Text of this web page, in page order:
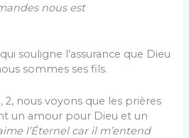
nous est
souligne l’assurance que Dieu
sommes ses fils.
2, nous voyons que les prières
un amour pour Dieu et un
l’Éternel car il m’entend